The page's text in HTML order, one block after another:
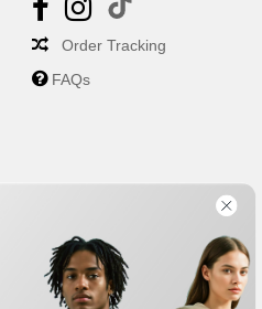
Order Tracking
FAQs